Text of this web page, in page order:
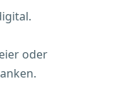
oder